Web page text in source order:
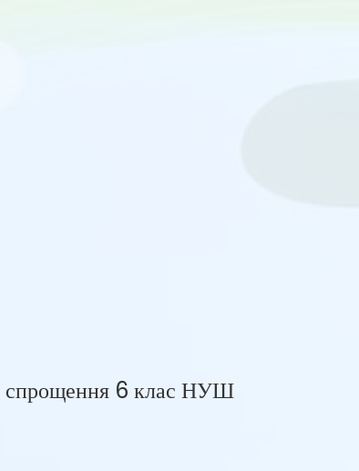
спрощення 6 клас НУШ